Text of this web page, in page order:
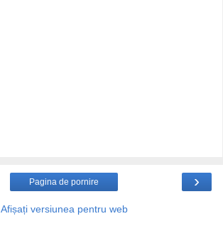
›
Pagina de pornire
Afișați versiunea pentru web